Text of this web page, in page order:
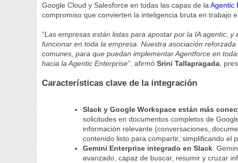
Google Cloud y Salesforce en todas las capas de laAgentic
compromiso que convierten la inteligencia bruta en trabajo
“Las empresas están listas para apostar por la IA agentic,
funcionar en toda la empresa. Nuestra asociación
comunes, para que puedan implementar Agentforce en
hacia la Agentic Enterprise” , afirmóSrini Tallapragada ,
Características clave de la integración
Slack y Google Workspace están más
solicitudes en documentos completos de
información relevante (conversaciones,
contenido listo para compartir, simplificando el
Gemini Enterprise integrado en Slack.
avanzado, capaz de buscar, resumir y cruzar